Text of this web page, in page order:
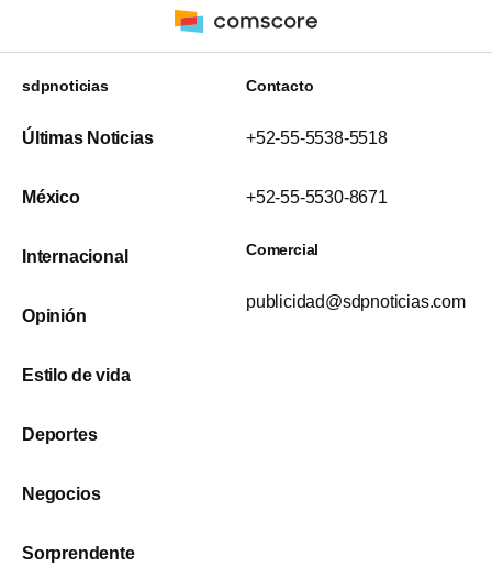
sdpnoticias
Últimas Noticias
México
Internacional
Opinión
Estilo de vida
Deportes
Negocios
Sorprendente
Contacto
+52-55-5538-5518
+52-55-5530-8671
Comercial
publicidad@sdpnoticias.com